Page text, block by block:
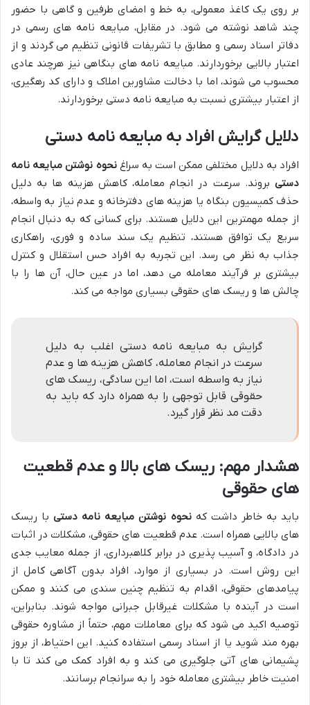
بر روی یک کاغذ معمولی، به خط و امضای طرفین و گاهی با حضور
چند شاهد نوشته می شود. در مقابل، مبایعه نامه های رسمی در
دفاتر اسناد رسمی و مطابق با تشریفات قانونی تنظیم می گردند و از
اعتبار بالایی برخوردارند. مبایعه نامه های بنگاهی نیز هرچند عادی
محسوب می شوند، اما با دخالت مشاورین املاک و دارای کد رهگیری،
از اعتبار بیشتری نسبت به مبایعه نامه دستی برخوردارند.
دلایل گرایش افراد به مبایعه نامه دستی
افراد به دلایل مختلفی ممکن است به سراغنحوه نوشتن مبایعه نامه
دستی بروند. سرعت در انجام معامله، کاهش هزینه ها به دلیل
حذف کمیسیون بنگاه یا هزینه های دفترخانه و عدم نیاز به واسطه،
از جمله مهمترین این دلایل هستند. برای کسانی که به دنبال انجام
سریع یک توافق هستند، تنظیم یک سند ساده و فوری، راهکاری
جذاب به نظر می رسد. این تجربه به افراد حس استقلال و کنترل
بیشتری بر فرآیند معامله می دهد، اما در عین حال، آن ها را با
چالش ها و ریسک های حقوقی بسیاری مواجه می کند.
گرایش به مبایعه نامه دستی اغلب به دلیل
سرعت در انجام معامله، کاهش هزینه ها و عدم
نیاز به واسطه است، اما این سادگی، ریسک های
حقوقی قابل توجهی را به همراه دارد که باید به
دقت مد نظر قرار گیرد.
هشدار مهم: ریسک های بالا و عدم قطعیت
های حقوقی
باید به خاطر داشت کهنحوه نوشتن مبایعه نامه دستیبا ریسک
های بالایی همراه است. عدم قطعیت های حقوقی، مشکلات در اثبات
در دادگاه، و آسیب پذیری در برابر کلاهبرداری، از جمله معایب جدی
این روش است. در بسیاری از موارد، افراد بدون آگاهی کامل از
پیامدهای حقوقی، اقدام به تنظیم چنین سندی می کنند و ممکن
است در آینده با مشکلات غیرقابل جبرانی مواجه شوند. بنابراین،
توصیه اکید می شود که برای معاملات مهم، حتماً از مشاوره حقوقی
بهره مند شوید یا از اسناد رسمی استفاده کنید. این احتیاط، از بروز
پشیمانی های آتی جلوگیری می کند و به افراد کمک می کند تا با
امنیت خاطر بیشتری معامله خود را به سرانجام برسانند.